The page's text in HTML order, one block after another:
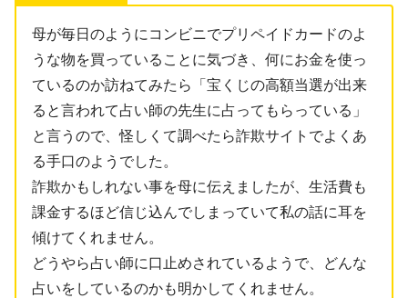
母が毎日のようにコンビニでプリペイドカードのよ
うな物を買っていることに気づき、何にお金を使っ
ているのか訪ねてみたら「宝くじの高額当選が出来
ると言われて占い師の先生に占ってもらっている」
と言うので、怪しくて調べたら詐欺サイトでよくあ
る手口のようでした。
詐欺かもしれない事を母に伝えましたが、生活費も
課金するほど信じ込んでしまっていて私の話に耳を
傾けてくれません。
どうやら占い師に口止めされているようで、どんな
占いをしているのかも明かしてくれません。